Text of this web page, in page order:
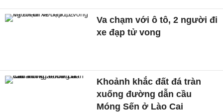
Va chạm với ô tô, 2 người đi
xe đạp tử vong
Khoảnh khắc đất đá tràn
xuống đường dẫn cầu
Móng Sến ở Lào Cai